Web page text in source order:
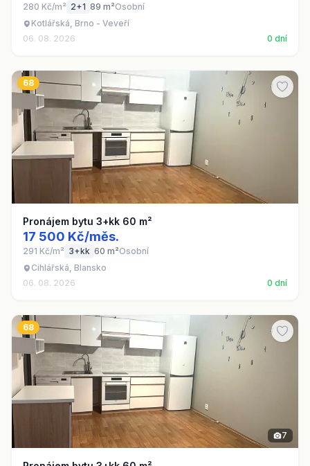
280 Kč/m² 2+1 89 m²Osobní
Kotlářská, Brno - Veveří
06. 08. 2026
0 dní
68
Pronájem bytu 3+kk 60 m²
17 500 Kč/měs.
291 Kč/m² 3+kk 60 m²Osobní
Cihlářská, Blansko
06. 08. 2026
0 dní
68
7